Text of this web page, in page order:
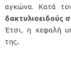
αγκώνα. Κατά
δακτυλιοειδούς
Έτσι, η κεφαλή
της.